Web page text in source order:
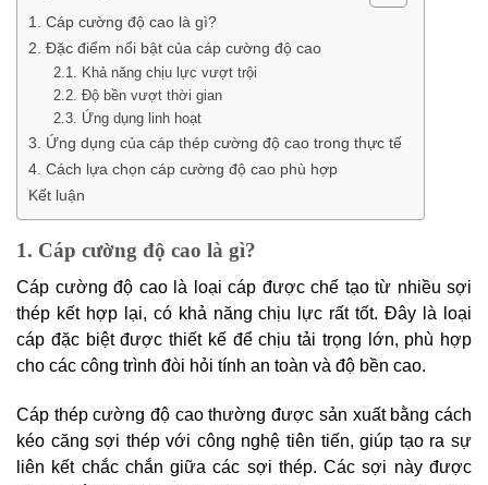
1. Cáp cường độ cao là gì?
2. Đặc điểm nổi bật của cáp cường độ cao
2.1. Khả năng chịu lực vượt trội
2.2. Độ bền vượt thời gian
2.3. Ứng dụng linh hoạt
3. Ứng dụng của cáp thép cường độ cao trong thực tế
4. Cách lựa chọn cáp cường độ cao phù hợp
Kết luận
1. Cáp cường độ cao là gì?
Cáp cường độ cao là loại cáp được chế tạo từ nhiều sợi
thép kết hợp lại, có khả năng chịu lực rất tốt. Đây là loại
cáp đặc biệt được thiết kế để chịu tải trọng lớn, phù hợp
cho các công trình đòi hỏi tính an toàn và độ bền cao.
Cáp thép cường độ cao thường được sản xuất bằng cách
kéo căng sợi thép với công nghệ tiên tiến, giúp tạo ra sự
liên kết chắc chắn giữa các sợi thép. Các sợi này được